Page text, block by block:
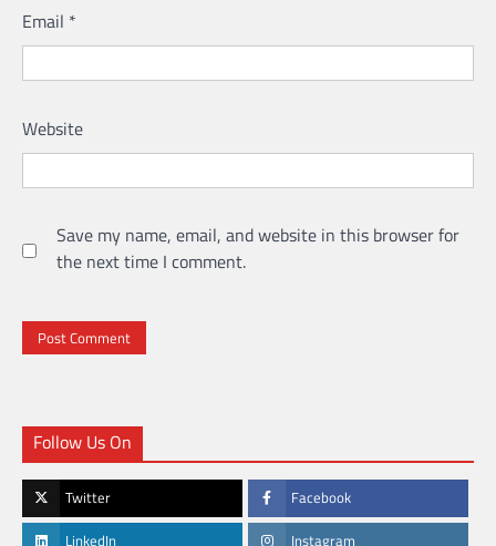
Email *
Website
Save my name, email, and website in this browser for
the next time I comment.
Follow Us On
Twitter Facebook
LinkedIn Instagram